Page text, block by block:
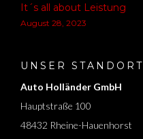
It´s all about Leistung
August 28, 2023
UNSER STANDORT
Auto Holländer GmbH
Hauptstraße 100
48432 Rheine-Hauenhorst